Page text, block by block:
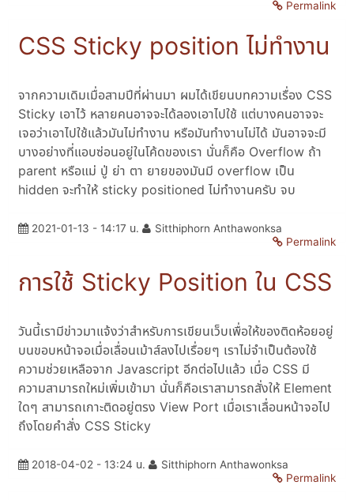
Permalink
CSS Sticky position ไม่ทำงาน
จากความเดิมเมื่อสามปีที่ผ่านมา ผมได้เขียนบทความเรื่อง CSS
Sticky เอาไว้ หลายคนอาจจะได้ลองเอาไปใช้ แต่บางคนอาจจะ
เจอว่าเอาไปใช้แล้วมันไม่ทำงาน หรือมันทำงานไม่ได้ มันอาจจะมี
บางอย่างที่แอบซ่อนอยู่ในโค้ดของเรา นั่นก็คือ Overflow ถ้า
parent หรือแม่ ปู่ ย่า ตา ยายของมันมี overflow เป็น
hidden จะทำให้ sticky positioned ไม่ทำงานครับ จบ
2021-01-13 - 14:17 น.
Sitthiphorn Anthawonksa
Permalink
การใช้ Sticky Position ใน CSS
วันนี้เรามีข่าวมาแจ้งว่าสำหรับการเขียนเว็บเพื่อให้ของติดห้อยอยู่
บนขอบหน้าจอเมื่อเลื่อนเม้าส์ลงไปเรื่อยๆ เราไม่จำเป็นต้องใช้
ความช่วยเหลือจาก Javascript อีกต่อไปแล้ว เมื่อ CSS มี
ความสามารถใหม่เพิ่มเข้ามา นั่นก็คือเราสามารถสั่งให้ Element
ใดๆ สามารถเกาะติดอยู่ตรง View Port เมื่อเราเลื่อนหน้าจอไป
ถึงโดยคำสั่ง CSS Sticky
2018-04-02 - 13:24 น.
Sitthiphorn Anthawonksa
Permalink